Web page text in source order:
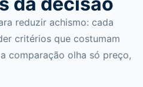
reduzir achismo: cada
critérios que costumam
comparação olha só preço,